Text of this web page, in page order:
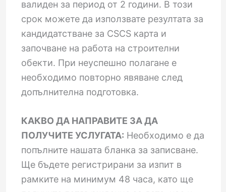
валиден за период от 2 години. В този
срок можете да използвате резултата за
кандидатстване за CSCS карта и
започване на работа на строителни
обекти. При неуспешно полагане е
необходимо повторно явяване след
допълнителна подготовка.
КАКВО ДА НАПРАВИТЕ ЗА ДА
ПОЛУЧИТЕ УСЛУГАТА: Необходимо е да
попълните нашата бланка за записване.
Ще бъдете регистрирани за изпит в
рамките на минимум 48 часа, като ще